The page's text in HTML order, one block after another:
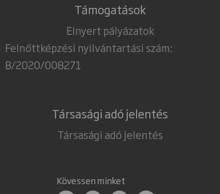
Támogatások
Elnyert pályázatok
Felnőttképzési nyilvántartási szám:
B/2020/008271
Társasági adó jelentés
Társasági adó jelentés
Kövessen minket